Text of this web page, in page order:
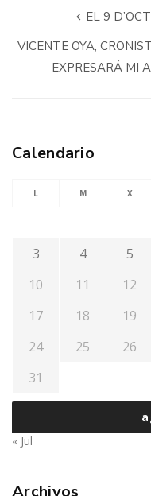
EL 9
VICENTE OYA,
EXPRESARÁ MI
Calendario
L M X
3
4 5
10
11 12
17
18 19
24
25 26
31
« Jul
Archivos